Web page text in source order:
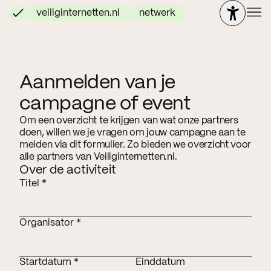
veiliginternetten.nl netwerk
Aanmelden van je
campagne of event
Om een overzicht te krijgen van wat onze partners
doen, willen we je vragen om jouw campagne aan te
melden via dit formulier. Zo bieden we overzicht voor
alle partners van Veiliginternetten.nl.
Over de activiteit
Titel *
Organisator *
Startdatum * Einddatum